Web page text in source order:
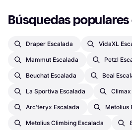
Búsquedas populares
Draper Escalada VidaXL
Mammut Escalada Petzl
Beuchat Escalada Beal
La Sportiva Escalada Climax
Arc'teryx Escalada Metolius
Metolius Climbing Escalada